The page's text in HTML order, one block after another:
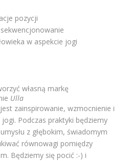
pozycji
w aspekcie jogi
własną markę
Ulla
zainspirowanie, wzmocnienie i
Podczas praktyki będziemy
z głębokim, świadomym
równowagi pomiędzy
Będziemy się pocić :-) i